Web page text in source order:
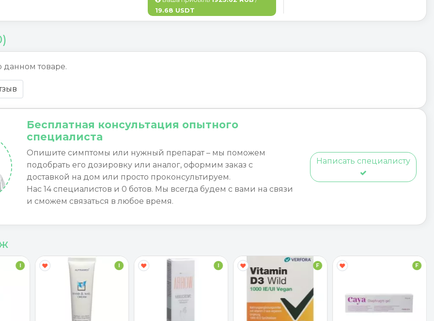
19.68 USDT
данном товаре.
Бесплатная консультация опытного
специалиста
Опишите симптомы или нужный препарат – мы поможем
подобрать его дозировку или аналог, оформим заказ с
доставкой на дом или просто проконсультируем.
Нас 14 специалистов и 0 ботов. Мы всегда будем с вами на связи
и сможем связаться в любое время.
Написать специалисту
I I I F F